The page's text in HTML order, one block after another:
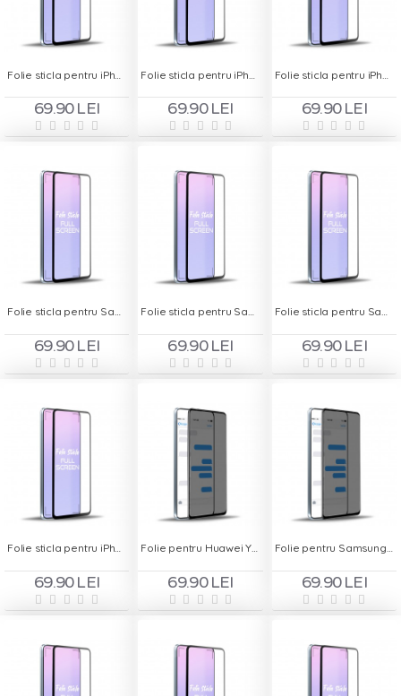
69.90 LEI 69.90 LEI 69.90 LEI
Folie sticla pentru Samsung Galaxy A30 - Full Screen
69.90 LEI
Folie sticla pentru Samsung Galaxy A50 - Full Screen
69.90 LEI
Folie sticla pentru Samsung Galaxy M10 - Full Screen
69.90 LEI
Folie sticla pentru iPhone 11 - Full Screen
69.90 LEI
Folie pentru Huawei Y7 2019 - Privacy
69.90 LEI
Folie pentru Samsung Galaxy M31 - Privacy
69.90 LEI